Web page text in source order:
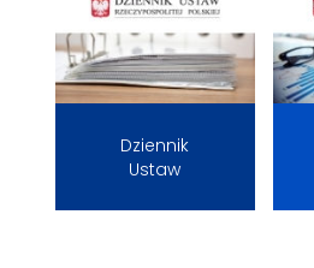
Dziennik
Ustaw